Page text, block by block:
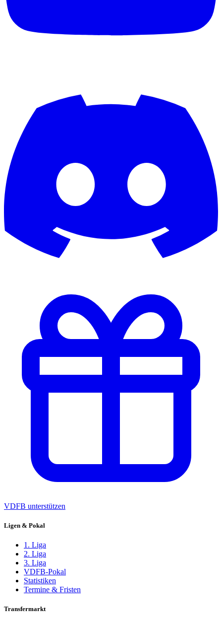
VDFB unterstützen
Ligen & Pokal
1. Liga
2. Liga
3. Liga
VDFB-Pokal
Statistiken
Termine & Fristen
Transfermarkt